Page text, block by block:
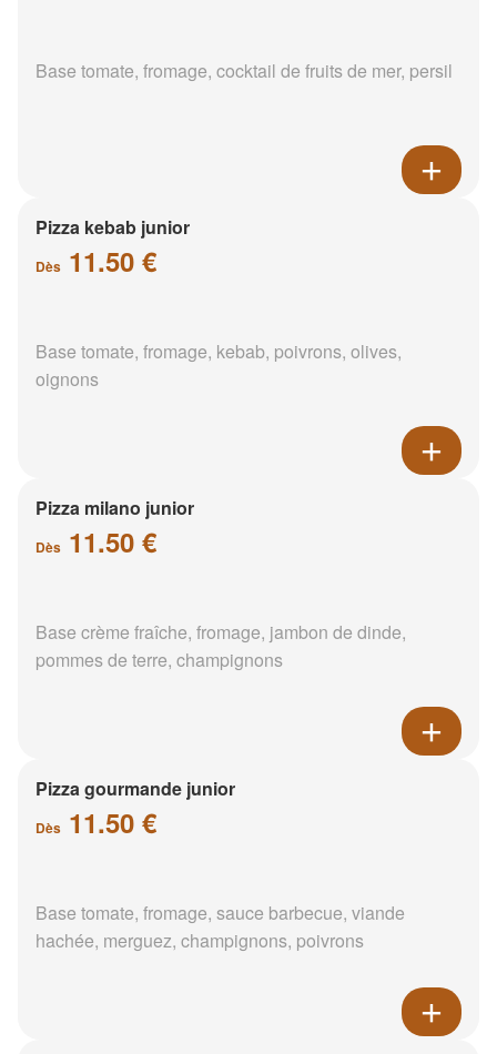
Base tomate, fromage, cocktail de fruits de mer, persil
Pizza kebab junior
Dès 11.50 €
Base tomate, fromage, kebab, poivrons, olives,
oignons
Pizza milano junior
Dès 11.50 €
Base crème fraîche, fromage, jambon de dinde,
pommes de terre, champignons
Pizza gourmande junior
Dès 11.50 €
Base tomate, fromage, sauce barbecue, viande
hachée, merguez, champignons, poivrons